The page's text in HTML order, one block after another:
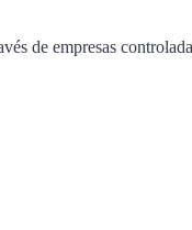
de empresas